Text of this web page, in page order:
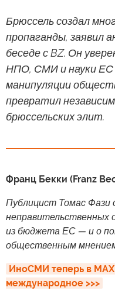
Брюссель создал
пропаганды, заявил
беседе с BZ. Он
НПО, СМИ и науки ЕС
манипуляции
превратил
брюссельских элит.
Франц Бекки (Franz
Публицист Томас Фази
неправительственных
из бюджета ЕС — и о
общественным
ИноСМИ теперь в
международное >>>